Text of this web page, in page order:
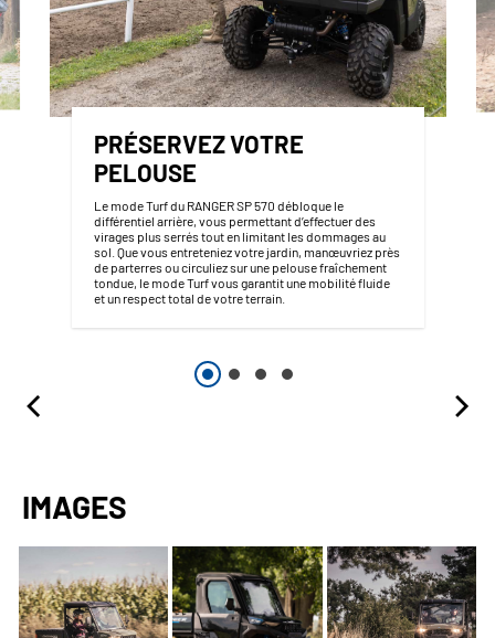
PRÉSERVEZ VOTRE
PELOUSE
Le mode Turf du RANGER SP 570 débloque le
différentiel arrière, vous permettant d’effectuer des
virages plus serrés tout en limitant les dommages au
sol. Que vous entreteniez votre jardin, manœuvriez près
de parterres ou circuliez sur une pelouse fraîchement
tondue, le mode Turf vous garantit une mobilité fluide
et un respect total de votre terrain.
IMAGES